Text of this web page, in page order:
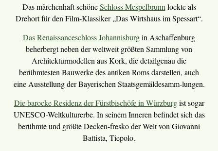
Das märchenhaft schöneSchloss Mespelbrunnlockte als
Drehort für den Film-Klassiker „Das Wirtshaus im Spessart“.
Das Renaissanceschloss Johannisburgin Aschaffenburg
beherbergt neben der weltweit größten Sammlung von
Architekturmodellen aus Kork, die detailgenau die
berühmtesten Bauwerke des antiken Roms darstellen, auch
eine Ausstellung der Bayerischen Staatsgemäldesamm-lungen.
Die barocke Residenz der Fürstbischöfe in Würzburgist sogar
UNESCO-Weltkulturerbe. In seinem Inneren befindet sich das
berühmte und größte Decken-fresko der Welt von Giovanni
Battista, Tiepolo.